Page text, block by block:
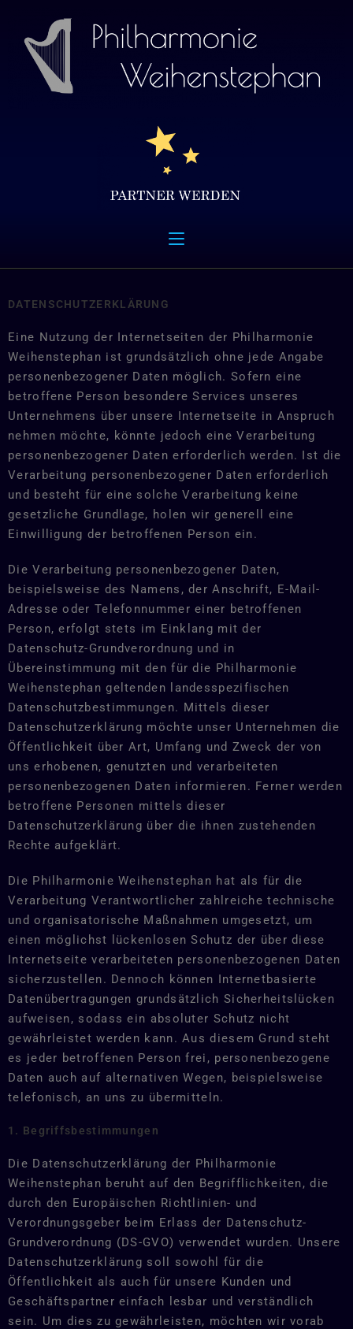
DATENSCHUTZERKLÄRUNG
Eine Nutzung der Internetseiten der Philharmonie
Weihenstephan ist grundsätzlich ohne jede Angabe
personenbezogener Daten möglich. Sofern eine
betroffene Person besondere Services unseres
Unternehmens über unsere Internetseite in Anspruch
nehmen möchte, könnte jedoch eine Verarbeitung
personenbezogener Daten erforderlich werden. Ist die
Verarbeitung personenbezogener Daten erforderlich
und besteht für eine solche Verarbeitung keine
gesetzliche Grundlage, holen wir generell eine
Einwilligung der betroffenen Person ein.
Die Verarbeitung personenbezogener Daten,
beispielsweise des Namens, der Anschrift, E-Mail-
Adresse oder Telefonnummer einer betroffenen
Person, erfolgt stets im Einklang mit der
Datenschutz-Grundverordnung und in
Übereinstimmung mit den für die Philharmonie
Weihenstephan geltenden landesspezifischen
Datenschutzbestimmungen. Mittels dieser
Datenschutzerklärung möchte unser Unternehmen die
Öffentlichkeit über Art, Umfang und Zweck der von
uns erhobenen, genutzten und verarbeiteten
personenbezogenen Daten informieren. Ferner werden
betroffene Personen mittels dieser
Datenschutzerklärung über die ihnen zustehenden
Rechte aufgeklärt.
Die Philharmonie Weihenstephan hat als für die
Verarbeitung Verantwortlicher zahlreiche technische
und organisatorische Maßnahmen umgesetzt, um
einen möglichst lückenlosen Schutz der über diese
Internetseite verarbeiteten personenbezogenen Daten
sicherzustellen. Dennoch können Internetbasierte
Datenübertragungen grundsätzlich Sicherheitslücken
aufweisen, sodass ein absoluter Schutz nicht
gewährleistet werden kann. Aus diesem Grund steht
es jeder betroffenen Person frei, personenbezogene
Daten auch auf alternativen Wegen, beispielsweise
telefonisch, an uns zu übermitteln.
1. Begriffsbestimmungen
Die Datenschutzerklärung der Philharmonie
Weihenstephan beruht auf den Begrifflichkeiten, die
durch den Europäischen Richtlinien- und
Verordnungsgeber beim Erlass der Datenschutz-
Grundverordnung (DS-GVO) verwendet wurden. Unsere
Datenschutzerklärung soll sowohl für die
Öffentlichkeit als auch für unsere Kunden und
Geschäftspartner einfach lesbar und verständlich
sein. Um dies zu gewährleisten, möchten wir vorab